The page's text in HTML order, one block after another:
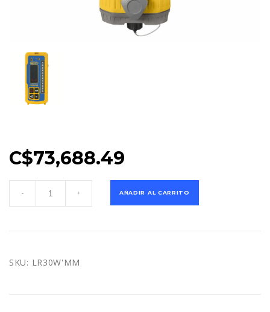
C$73,688.49
cantidad
- + AÑADIR AL CARRITO
SKU: LR30W'MM